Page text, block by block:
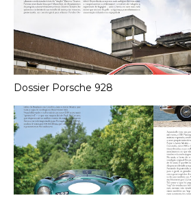
Dossier Porsche 928